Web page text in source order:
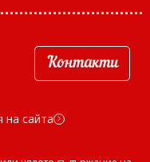
Контакти
на сайта d